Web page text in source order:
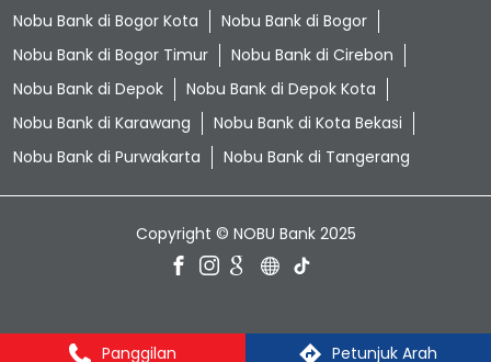
Panggilan Petunjuk Arah
Nobu Bank di Bogor Kota
Nobu Bank di Bogor
Nobu Bank di Bogor Timur
Nobu Bank di Cirebon
Nobu Bank di Depok
Nobu Bank di Depok Kota
Nobu Bank di Karawang
Nobu Bank di Kota Bekasi
Nobu Bank di Purwakarta
Nobu Bank di Tangerang
Copyright © NOBU Bank 2025